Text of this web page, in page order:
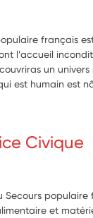
français
l’accueil
un
est humain est
Civique
populaire
et